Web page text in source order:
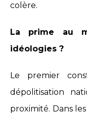
colère.
La prime au
idéologies ?
Le premier
dépolitisation
proximité. Dans